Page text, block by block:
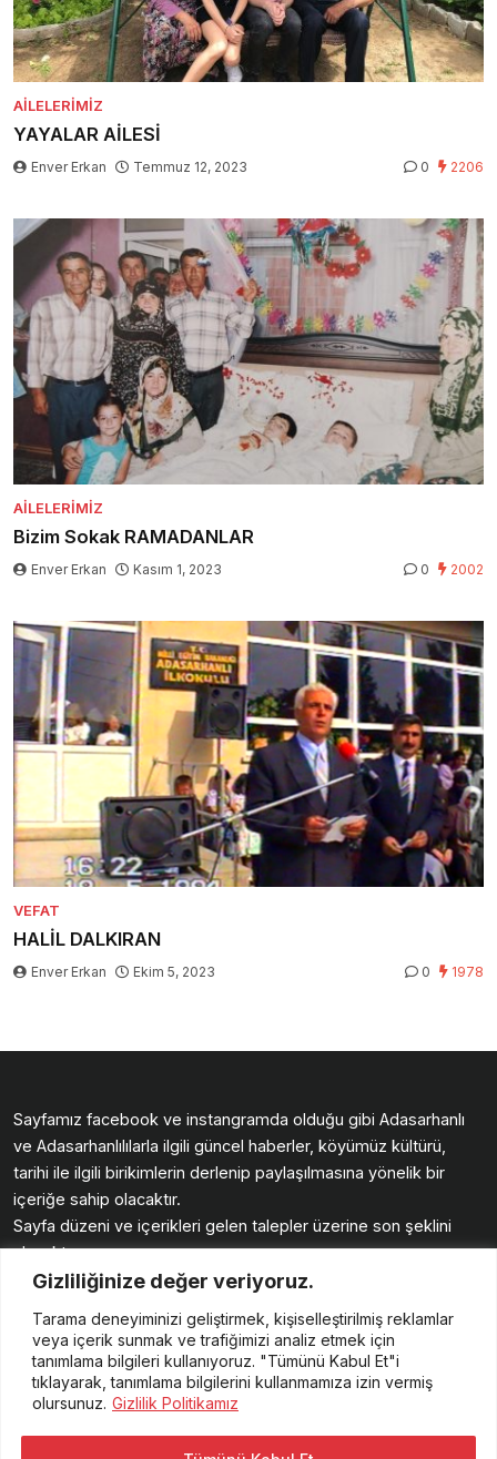
Gizliliğinize değer veriyoruz.
Tarama deneyiminizi geliştirmek, kişiselleştirilmiş reklamlar
veya içerik sunmak ve trafiğimizi analiz etmek için
tanımlama bilgileri kullanıyoruz. "Tümünü Kabul Et"i
tıklayarak, tanımlama bilgilerini kullanmamıza izin vermiş
olursunuz. Gizlilik Politikamız
AILELERIMIZ
YAYALAR AİLESİ
Enver Erkan Temmuz 12, 2023 0 2206
AILELERIMIZ
Bizim Sokak RAMADANLAR
Enver Erkan Kasım 1, 2023 0 2002
VEFAT
HALİL DALKIRAN
Enver Erkan Ekim 5, 2023 0 1978
Sayfamız facebook ve instangramda olduğu gibi Adasarhanlı
ve Adasarhanlılılarla ilgili güncel haberler, köyümüz kültürü,
tarihi ile ilgili birikimlerin derlenip paylaşılmasına yönelik bir
içeriğe sahip olacaktır.
Sayfa düzeni ve içerikleri gelen talepler üzerine son şeklini
alacaktır.
Köyümüz sayfasında buluşmak üzere.